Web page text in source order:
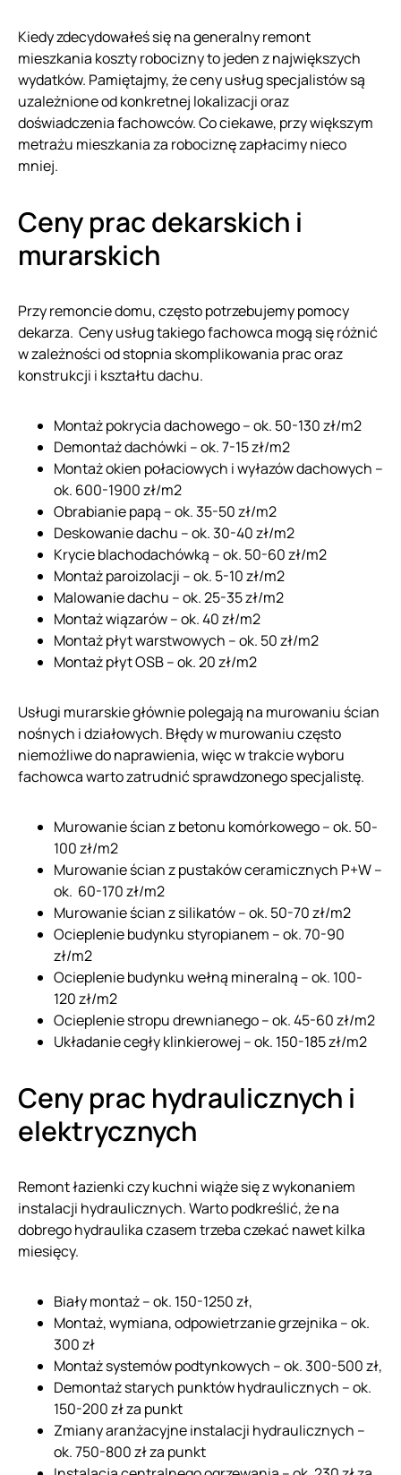
Kiedy zdecydowałeś się na generalny remont
mieszkania koszty robocizny to jeden z największych
wydatków. Pamiętajmy, że ceny usług specjalistów są
uzależnione od konkretnej lokalizacji oraz
doświadczenia fachowców. Co ciekawe, przy większym
metrażu mieszkania za robociznę zapłacimy nieco
mniej.
Ceny prac dekarskich i
murarskich
Przy remoncie domu, często potrzebujemy pomocy
dekarza. Ceny usług takiego fachowca mogą się różnić
w zależności od stopnia skomplikowania prac oraz
konstrukcji i kształtu dachu.
Montaż pokrycia dachowego – ok. 50-130 zł/m2
Demontaż dachówki – ok. 7-15 zł/m2
Montaż okien połaciowych i wyłazów dachowych –
ok. 600-1900 zł/m2
Obrabianie papą – ok. 35-50 zł/m2
Deskowanie dachu – ok. 30-40 zł/m2
Krycie blachodachówką – ok. 50-60 zł/m2
Montaż paroizolacji – ok. 5-10 zł/m2
Malowanie dachu – ok. 25-35 zł/m2
Montaż wiązarów – ok. 40 zł/m2
Montaż płyt warstwowych – ok. 50 zł/m2
Montaż płyt OSB – ok. 20 zł/m2
Usługi murarskie głównie polegają na murowaniu ścian
nośnych i działowych. Błędy w murowaniu często
niemożliwe do naprawienia, więc w trakcie wyboru
fachowca warto zatrudnić sprawdzonego specjalistę.
Murowanie ścian z betonu komórkowego – ok. 50-
100 zł/m2
Murowanie ścian z pustaków ceramicznych P+W –
ok. 60-170 zł/m2
Murowanie ścian z silikatów – ok. 50-70 zł/m2
Ocieplenie budynku styropianem – ok. 70-90
zł/m2
Ocieplenie budynku wełną mineralną – ok. 100-
120 zł/m2
Ocieplenie stropu drewnianego – ok. 45-60 zł/m2
Układanie cegły klinkierowej – ok. 150-185 zł/m2
Ceny prac hydraulicznych i
elektrycznych
Remont łazienki czy kuchni wiąże się z wykonaniem
instalacji hydraulicznych. Warto podkreślić, że na
dobrego hydraulika czasem trzeba czekać nawet kilka
miesięcy.
Biały montaż – ok. 150-1250 zł,
Montaż, wymiana, odpowietrzanie grzejnika – ok.
300 zł
Montaż systemów podtynkowych – ok. 300-500 zł,
Demontaż starych punktów hydraulicznych – ok.
150-200 zł za punkt
Zmiany aranżacyjne instalacji hydraulicznych –
ok. 750-800 zł za punkt